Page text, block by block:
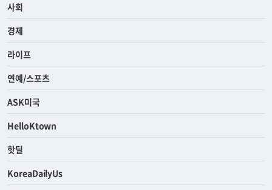
사회
경제
라이프
연예/스포츠
ASK미국
HelloKtown
핫딜
KoreaDailyUs